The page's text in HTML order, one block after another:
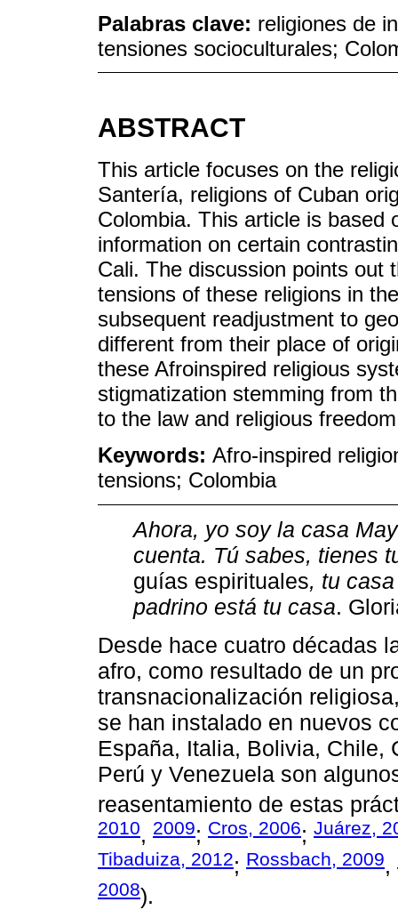
Palabras clave: religiones de
tensiones socioculturales;
ABSTRACT
This article focuses on the
Santería, religions of Cuban
Colombia. This article is based
information on certain
Cali. The discussion points out
tensions of these religions in
subsequent readjustment to
different from their place of
these Afroinspired religious
stigmatization stemming from
to the law and religious
Keywords: Afro-inspired
tensions; Colombia
Ahora, yo soy la casa
cuenta. Tú sabes, tienes
guías espirituales, tu
padrino está tu casa.
Desde hace cuatro décadas
afro, como resultado de un
transnacionalización
se han instalado en nuevos
España, Italia, Bolivia, Chile,
Perú y Venezuela son
reasentamiento de estas
2010, 2009; Cros, 2006; Juárez,
Tibaduiza, 2012; Rossbach, 2009,
2008).